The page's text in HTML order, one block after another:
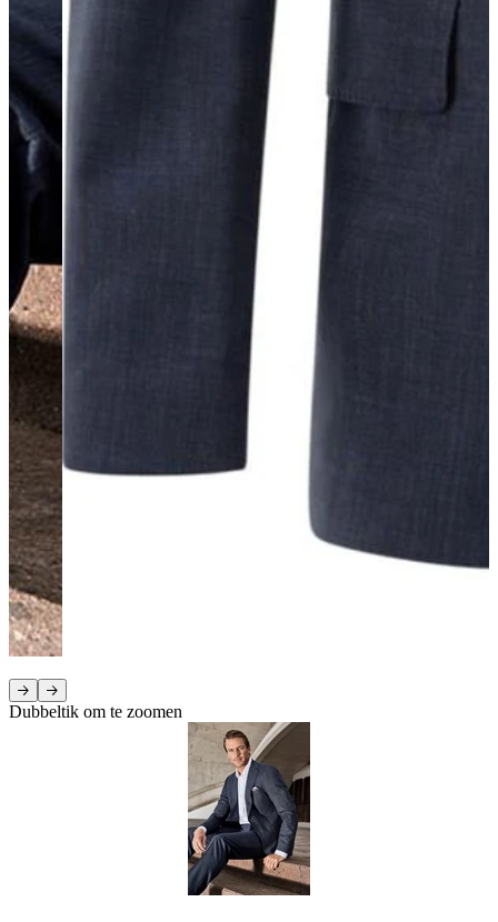
Dubbeltik om te zoomen